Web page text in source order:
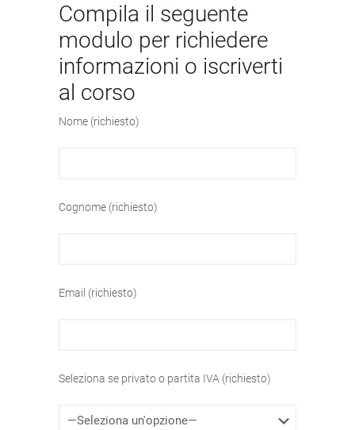
Compila il seguente
modulo per richiedere
informazioni o iscriverti
al corso
Nome (richiesto)
Cognome (richiesto)
Email (richiesto)
Seleziona se privato o partita IVA (richiesto)